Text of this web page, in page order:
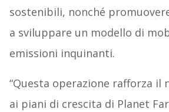
sostenibili, nonché
a sviluppare un modello di
emissioni inquinanti.
“Questa operazione rafforza il
ai piani di crescita di Planet